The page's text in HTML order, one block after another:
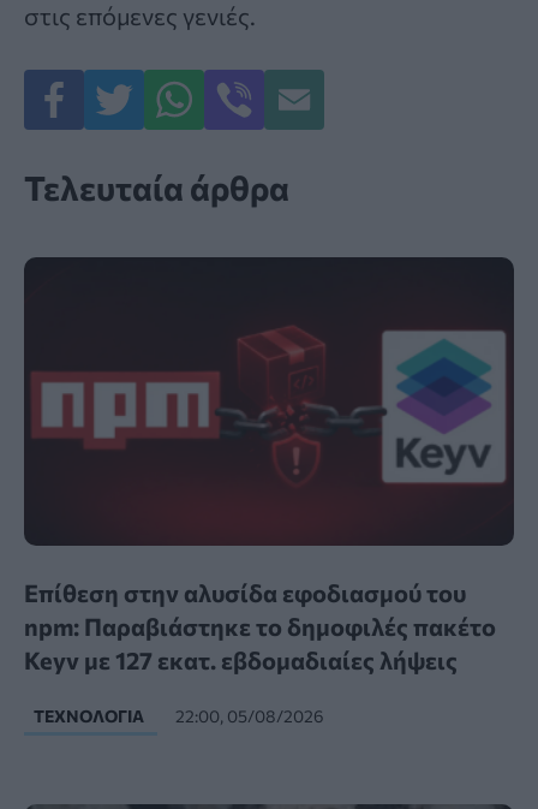
στις επόμενες γενιές.
Τελευταία άρθρα
Επίθεση στην αλυσίδα εφοδιασμού του
npm: Παραβιάστηκε το δημοφιλές πακέτο
Keyv με 127 εκατ. εβδομαδιαίες λήψεις
ΤΕΧΝΟΛΟΓΊΑ 22:00, 05/08/2026